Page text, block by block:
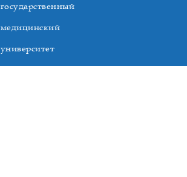
государственный
медицинский
университет